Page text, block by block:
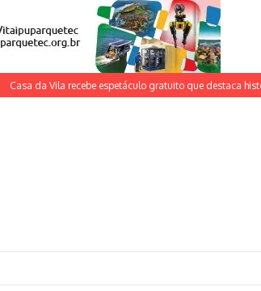
Casa da Vila recebe espetáculo gratuito que destaca